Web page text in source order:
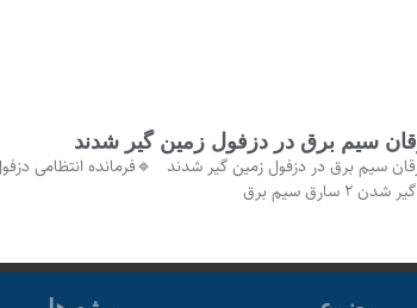
سیم برق در دزفول زمین گیر شدند
سیم برق در دزفول زمین گیر شدند 🔹فرمانده انتظامی
۲ سارق سیم برق